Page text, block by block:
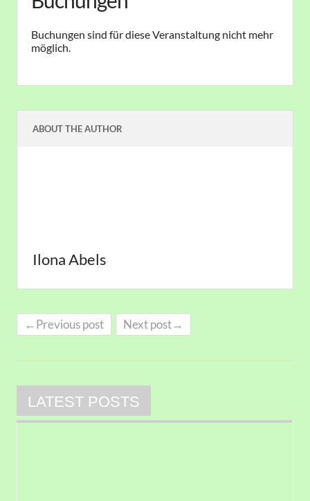
Buchungen sind für diese Veranstaltung nicht mehr
möglich.
ABOUT THE AUTHOR
Ilona Abels
←Previous post Next post→
LATEST POSTS